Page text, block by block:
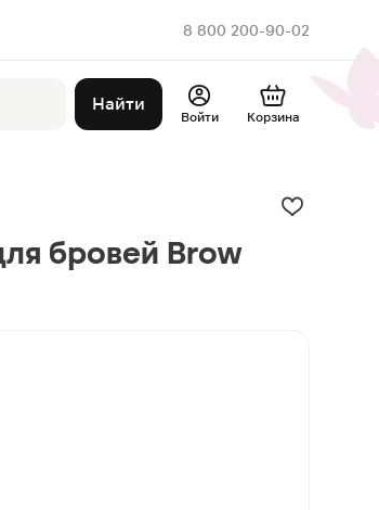
8 800 200-90-02
Найти
Войти Корзина
бровей Brow